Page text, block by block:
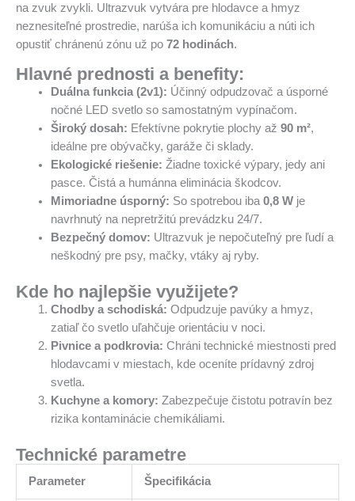
na zvuk zvykli. Ultrazvuk vytvára pre hlodavce a hmyz
neznesiteľné prostredie, narúša ich komunikáciu a núti ich
opustiť chránenú zónu už po 72 hodinách.
Hlavné prednosti a benefity:
Duálna funkcia (2v1): Účinný odpudzovač a úsporné
nočné LED svetlo so samostatným vypínačom.
Široký dosah: Efektívne pokrytie plochy až 90 m²,
ideálne pre obývačky, garáže či sklady.
Ekologické riešenie: Žiadne toxické výpary, jedy ani
pasce. Čistá a humánna eliminácia škodcov.
Mimoriadne úsporný: So spotrebou iba 0,8 Wje
navrhnutý na nepretržitú prevádzku 24/7.
Bezpečný domov: Ultrazvuk je nepočuteľný pre ľudí a
neškodný pre psy, mačky, vtáky aj ryby.
Kde ho najlepšie využijete?
Chodby a schodiská: Odpudzuje pavúky a hmyz,
zatiaľ čo svetlo uľahčuje orientáciu v noci.
Pivnice a podkrovia: Chráni technické miestnosti pred
hlodavcami v miestach, kde oceníte prídavný zdroj
svetla.
Kuchyne a komory: Zabezpečuje čistotu potravín bez
rizika kontaminácie chemikáliami.
Technické parametre
Parameter Špecifikácia